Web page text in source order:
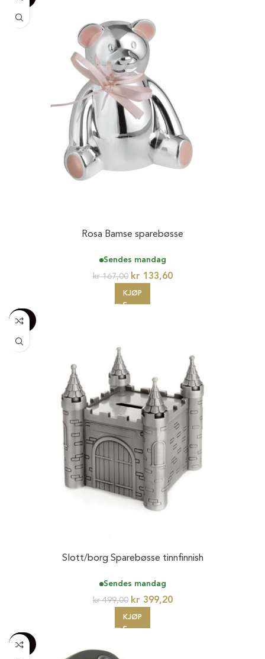
Rosa Bamse sparebøsse
Sendes mandag
kr167,00 kr 133,60
KJØP
-100%
20%
Slott/borg Sparebøsse tinnfinnish
Sendes mandag
kr499,00 kr 399,20
KJØP
-100%
20%